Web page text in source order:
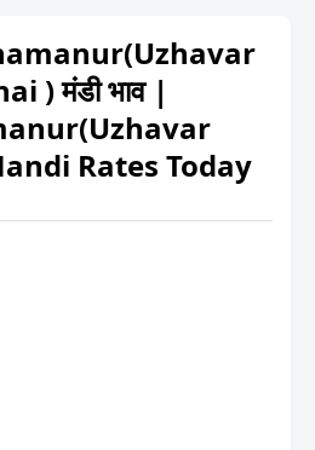
) मंडी भाव |
Rates Today